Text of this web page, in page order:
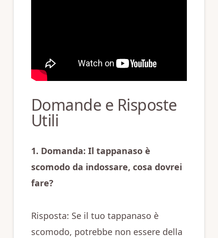
Domande e Risposte
Utili
1. Domanda: Il tappanaso è
scomodo da indossare, cosa dovrei
fare?
Risposta: Se il tuo tappanaso è
scomodo, potrebbe non essere della